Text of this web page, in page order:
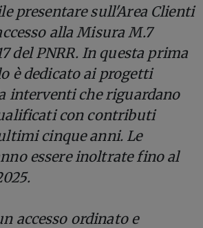
presentare sull'Area Clienti
alla Misura M.7
del PNRR. In questa prima
è dedicato ai progetti
interventi che riguardano
con contributi
cinque anni. Le
essere inoltrate fino al
accesso ordinato e